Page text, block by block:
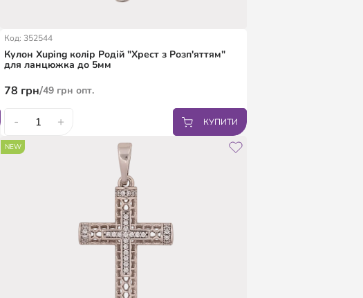
Код: 352544
Кулон Xuping колір Родій "Хрест з Розп'яттям"
для ланцюжка до 5мм
78 грн/49 грн опт.
- + КУПИТИ
NEW